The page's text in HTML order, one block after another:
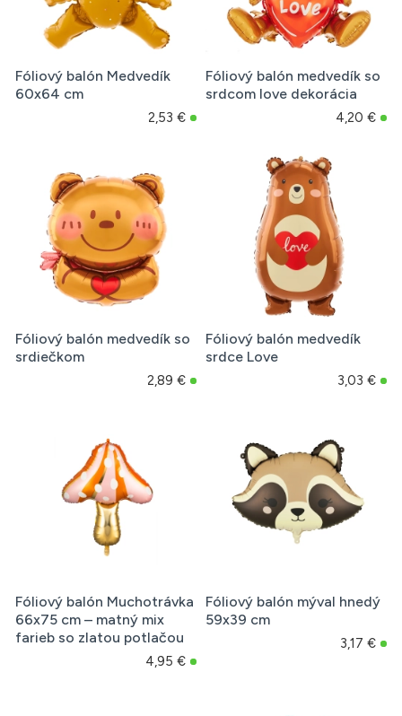
Fóliový balón Medvedík
60x64 cm
2,53 €
Fóliový balón medvedík so
srdcom love dekorácia
4,20 €
Fóliový balón medvedík so
srdiečkom
2,89 €
Fóliový balón medvedík
srdce Love
3,03 €
Fóliový balón Muchotrávka
66x75 cm – matný mix
farieb so zlatou potlačou
4,95 €
Fóliový balón mýval hnedý
59x39 cm
3,17 €